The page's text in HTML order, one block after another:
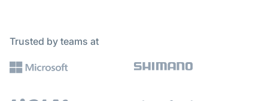
Trusted by teams at